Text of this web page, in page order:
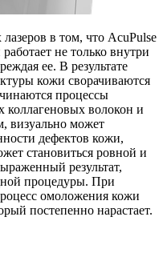
в том, что AcuPulse
не только внутри
ее. В результате
кожи сворачиваются
процессы
коллагеновых волокон и
визуально может
дефектов кожи,
становиться ровной и
результат,
процедуры. При
омоложения кожи
постепенно нарастает.